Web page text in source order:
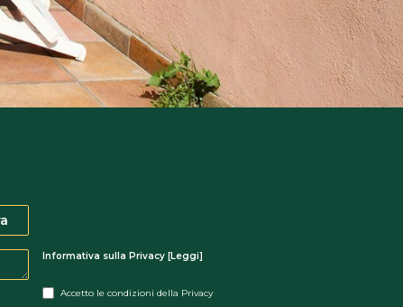
Informativa sulla Privacy [Leggi]
ch Accetto le condizioni della Privacy